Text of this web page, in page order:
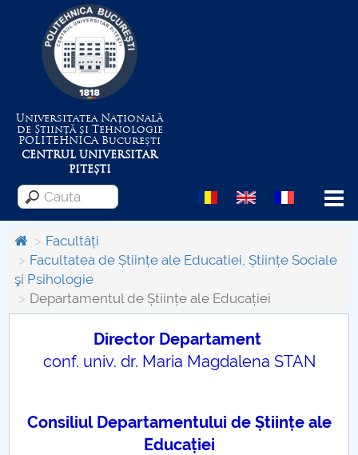
Universitatea Națională
de Știință și Tehnologie
POLITEHNICABucurești
CENTRUL UNIVERSITAR
PITEȘTI
Menu
Despre Universitate
Centrul de Management al Proiectelor
Consiliul de Administratie
Facultăți
Facultatea de Științe ale Educatiei, Științe Sociale
şi Psihologie
Departamentul de Științe ale Educației
Director Departament
conf. univ. dr. Maria Magdalena STAN
Consiliul Departamentului de Științe ale
Educației